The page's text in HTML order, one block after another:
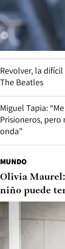
Revolver, la
The Beatles
Miguel Tapia:
Prisioneros,
onda”
MUNDO
Olivia
niño puede